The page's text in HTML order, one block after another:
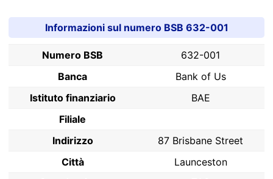
Informazioni sul numero BSB 632-001
Numero BSB
632-001
Banca
Bank of Us
Istituto finanziario
BAE
Filiale
Indirizzo
87 Brisbane Street
Città
Launceston